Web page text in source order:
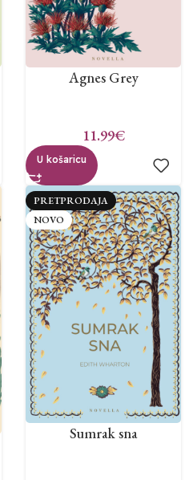
Agnes Grey
11.99€
U košaricu
PRETPRODAJA
NOVO
Sumrak sna